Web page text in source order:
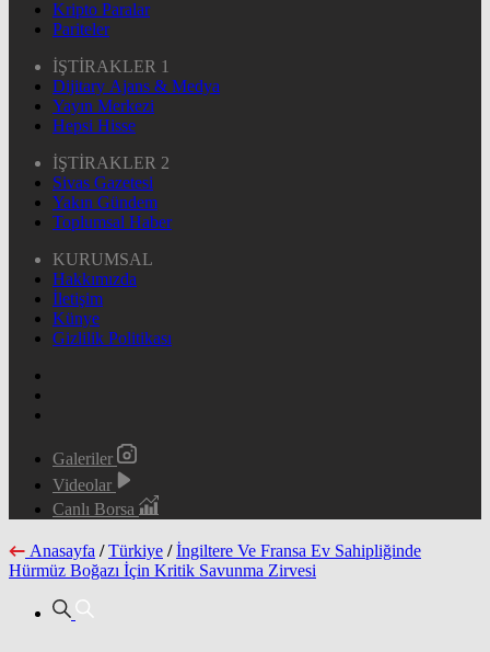
Kripto Paralar
Pariteler
İŞTİRAKLER 1
Dijitary Ajans & Medya
Yayın Merkezi
Hepsi Hisse
İŞTİRAKLER 2
Sivas Gazetesi
Yakın Gündem
Toplumsal Haber
KURUMSAL
Hakkımızda
İletişim
Künye
Gizlilik Politikası
Galeriler
Videolar
Canlı Borsa
Anasayfa / Türkiye / İngiltere Ve Fransa Ev Sahipliğinde
Hürmüz Boğazı İçin Kritik Savunma Zirvesi